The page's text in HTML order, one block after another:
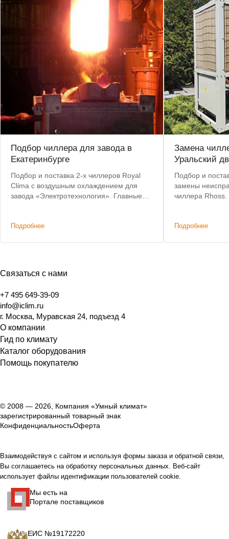
Подбор чиллера для завода в
Екатеринбурге
Подбор и поставка 2-х чиллеров Royal
Clima с воздушным охлаждением для
завода «Электротехнология». Главные
Подробнее
Замена
Уральский
Подбор и
замены
чиллера
изменений.
Подробнее
Связаться с нами
+7 495 649-39-09
info@iclim.ru
г. Москва, Муравская 24, подъезд 4
О компании
Гид по климату
Каталог оборудования
Помощь покупателю
© 2008 — 2026, Компания «Умный климат»
зарегистрированный товарный знак
КонфиденциальностьОферта
Взаимодействуя с сайтом и используя формы заказа и обратной связи,
Вы соглашаетесь на обработку персональных данных. Веб-сайт
использует файлы идентификации пользователей cookie.
Мы есть на
Портале поставщиков
ЕИС №19172220